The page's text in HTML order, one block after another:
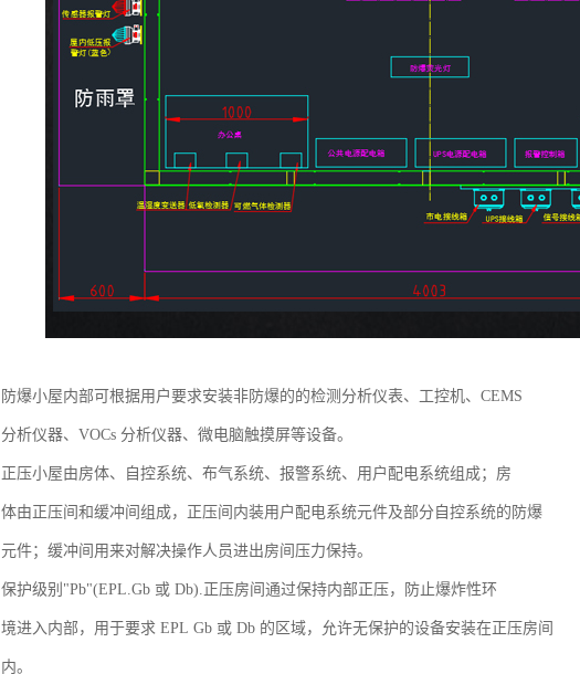
防爆小屋内部可根据用户要求安装非防爆的的检测分析仪表、工控机、CEMS
分析仪器、VOCs 分析仪器、微电脑触摸屏等设备。
正压小屋由房体、自控系统、布气系统、报警系统、用户配电系统组成；房
体由正压间和缓冲间组成，正压间内装用户配电系统元件及部分自控系统的防爆
元件；缓冲间用来对解决操作人员进出房间压力保持。
保护级别"Pb"(EPL.Gb 或 Db).正压房间通过保持内部正压，防止爆炸性环
境进入内部，用于要求 EPL Gb 或 Db 的区域，允许无保护的设备安装在正压房间
内。